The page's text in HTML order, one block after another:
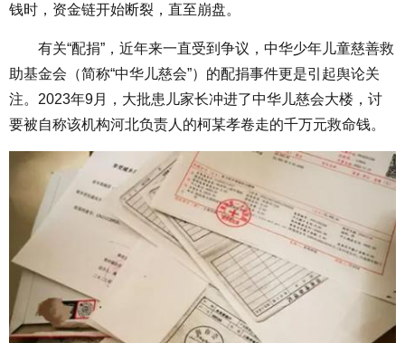
钱时，资金链开始断裂，直至崩盘。
有关“配捐”，近年来一直受到争议，中华少年儿童慈善救
助基金会（简称“中华儿慈会”）的配捐事件更是引起舆论关
注。2023年9月，大批患儿家长冲进了中华儿慈会大楼，讨
要被自称该机构河北负责人的柯某孝卷走的千万元救命钱。